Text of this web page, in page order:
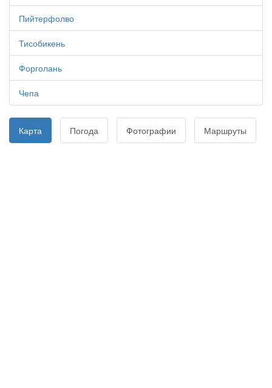
Пийтерфолво
Тисобикень
Форголань
Чепа
Карта Погода Фотографии Маршруты